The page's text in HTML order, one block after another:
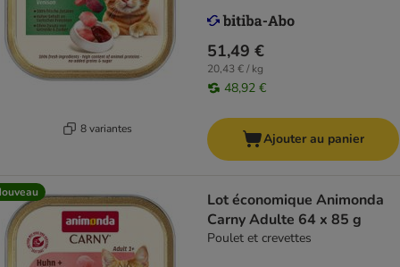
8 variantes
51,49 €
20,43 € / kg
48,92 €
Ajouter au panier
Lot économique Animonda
Carny Adulte 64 x 85 g
Poulet et crevettes